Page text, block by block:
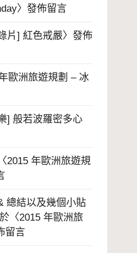
〉發佈留言
片] 紅色戒嚴〉發佈
歐洲旅遊規劃 – 冰
] 般若波羅密多心
2015 年歐洲旅遊規
總結以及幾個小貼
〈2015 年歐洲旅
留言